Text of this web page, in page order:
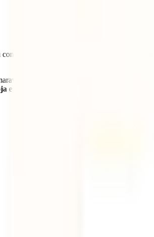
te como é circular pelo país
templos (algo mais do que habitual
e muito mais.